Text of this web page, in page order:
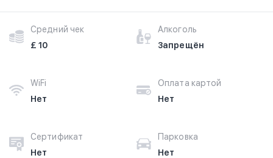
Средний чек
£ 10
Алкоголь
Запрещён
WiFi
Нет
Оплата картой
Нет
Сертификат
Нет
Парковка
Нет